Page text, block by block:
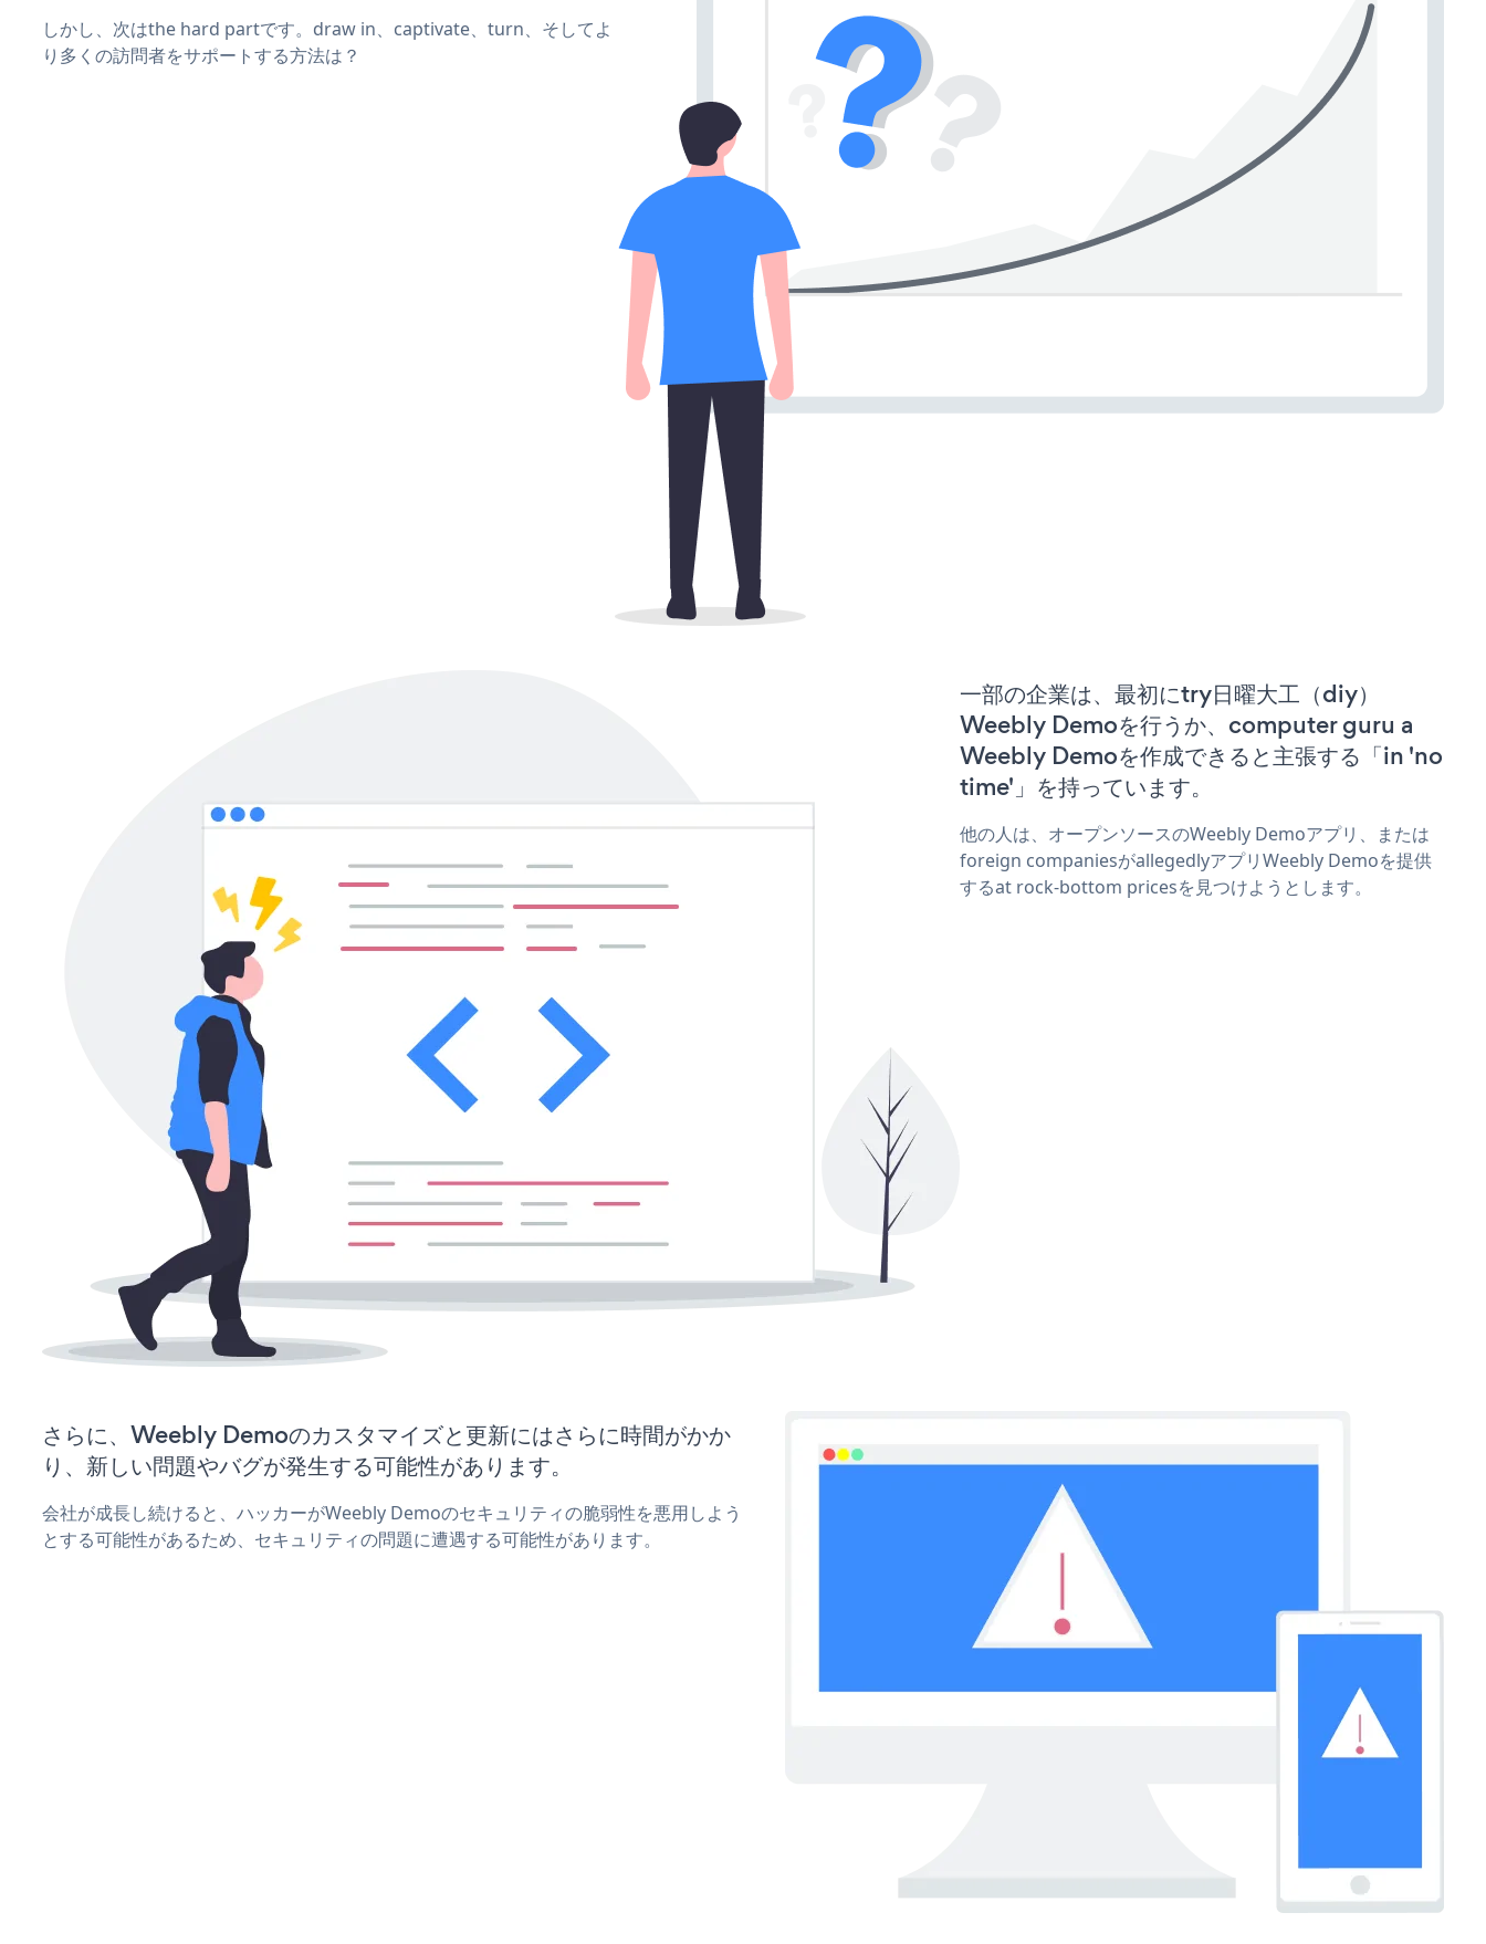
しかし、次はthe hard partです。draw in、captivate、turn、そしてよ
り多くの訪問者をサポートする方法は？
一部の企業は、最初にtry日曜大工（diy）
Weebly Demoを行うか、computer guru a
Weebly Demoを作成できると主張する「in 'no
time'」を持っています。
他の人は、オープンソースのWeebly Demoアプリ、または
foreign companiesがallegedlyアプリWeebly Demoを提供
するat rock-bottom pricesを見つけようとします。
さらに、Weebly Demoのカスタマイズと更新にはさらに時間がかか
り、新しい問題やバグが発生する可能性があります。
会社が成長し続けると、ハッカーがWeebly Demoのセキュリティの脆弱性を悪用しよう
とする可能性があるため、セキュリティの問題に遭遇する可能性があります。